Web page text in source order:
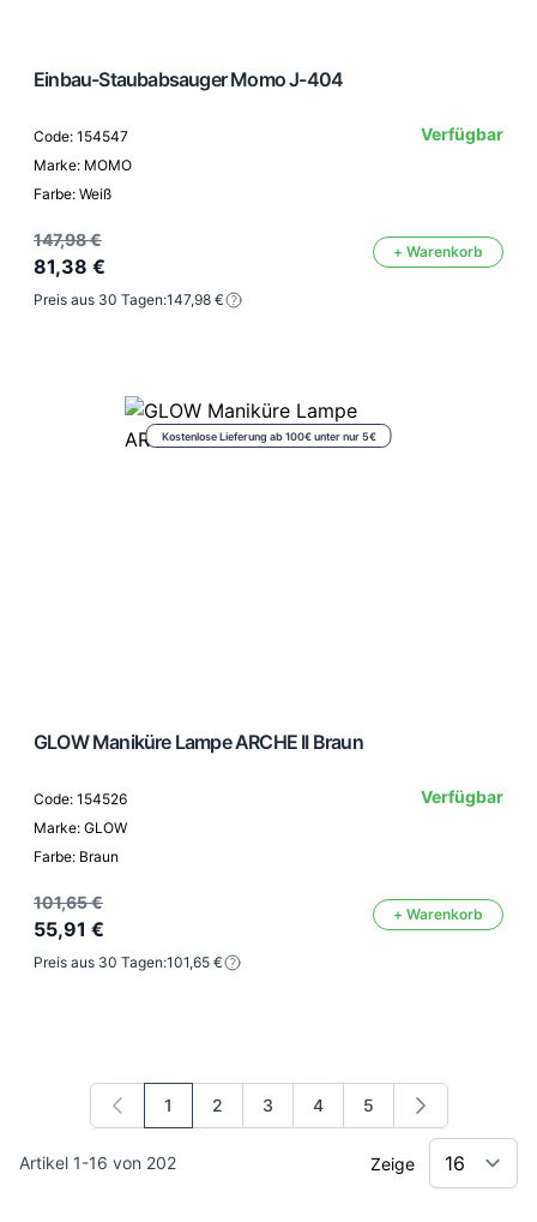
Einbau-Staubabsauger Momo J-404
Code: 154547
Marke: MOMO
Farbe: Weiß
Verfügbar
147,98 €
81,38 €
+ Warenkorb
Preis aus 30 Tagen:147,98 €
Kostenlose Lieferung ab 100€ unter nur 5€
GLOW Maniküre Lampe ARCHE II Braun
Code: 154526
Marke: GLOW
Farbe: Braun
Verfügbar
101,65 €
55,91 €
+ Warenkorb
Preis aus 30 Tagen:101,65 €
Artikel 1-16 von 202
Sie lesen gerade die Seite
1 Seite
2 Seite
3 Seite
4 Seite
5
Zeige